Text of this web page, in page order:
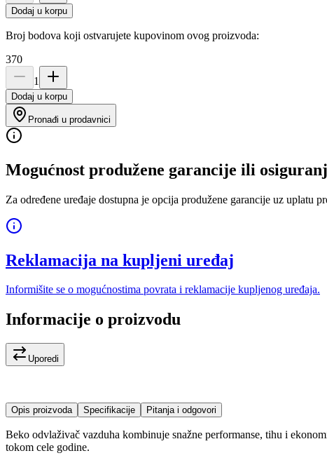
Dodaj u korpu
Broj bodova koji ostvarujete kupovinom ovog proizvoda:
370
1
Dodaj u korpu
Pronađi u prodavnici
Mogućnost produžene garancije ili
Za određene uređaje dostupna je opcija produžene garancije uz uplatu
Reklamacija na kupljeni uređaj
Informišite se o mogućnostima povrata i reklamacije kupljenog uređaja.
Informacije o proizvodu
Uporedi
Opis proizvoda Specifikacije Pitanja i odgovori
Beko odvlaživač vazduha kombinuje snažne performanse, tihu i
tokom cele godine.